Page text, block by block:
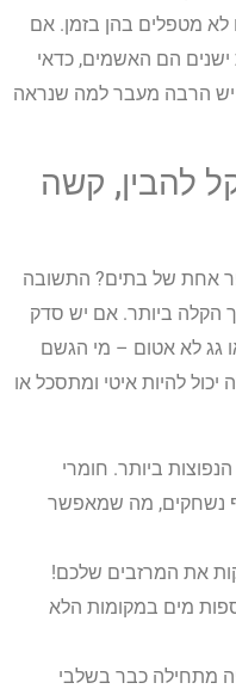
לא מטפלים בהן בזמן. אם
ישנים הם האשמים, כדאי
יש הרבה מעבר למה שנראה
להבין, קשה
אחת של בתים? התשובה
ביותר. אם יש סדק
גג לא אטום – מי הגשם
להיות איטי ומתסכל או
ביותר. חומרי
נשחקים, מה שמאפשר
את המרזבים שלכם!
מים במקומות הלא
מתחילה כבר בשלבי